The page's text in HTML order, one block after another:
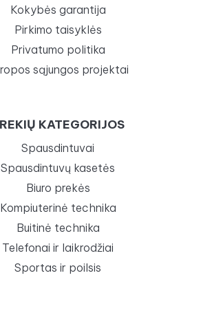
Kokybės garantija
Pirkimo taisyklės
Privatumo politika
sąjungos projektai
KATEGORIJOS
Spausdintuvai
Spausdintuvų kasetės
Biuro prekės
Kompiuterinė technika
Buitinė technika
Telefonai ir laikrodžiai
Sportas ir poilsis